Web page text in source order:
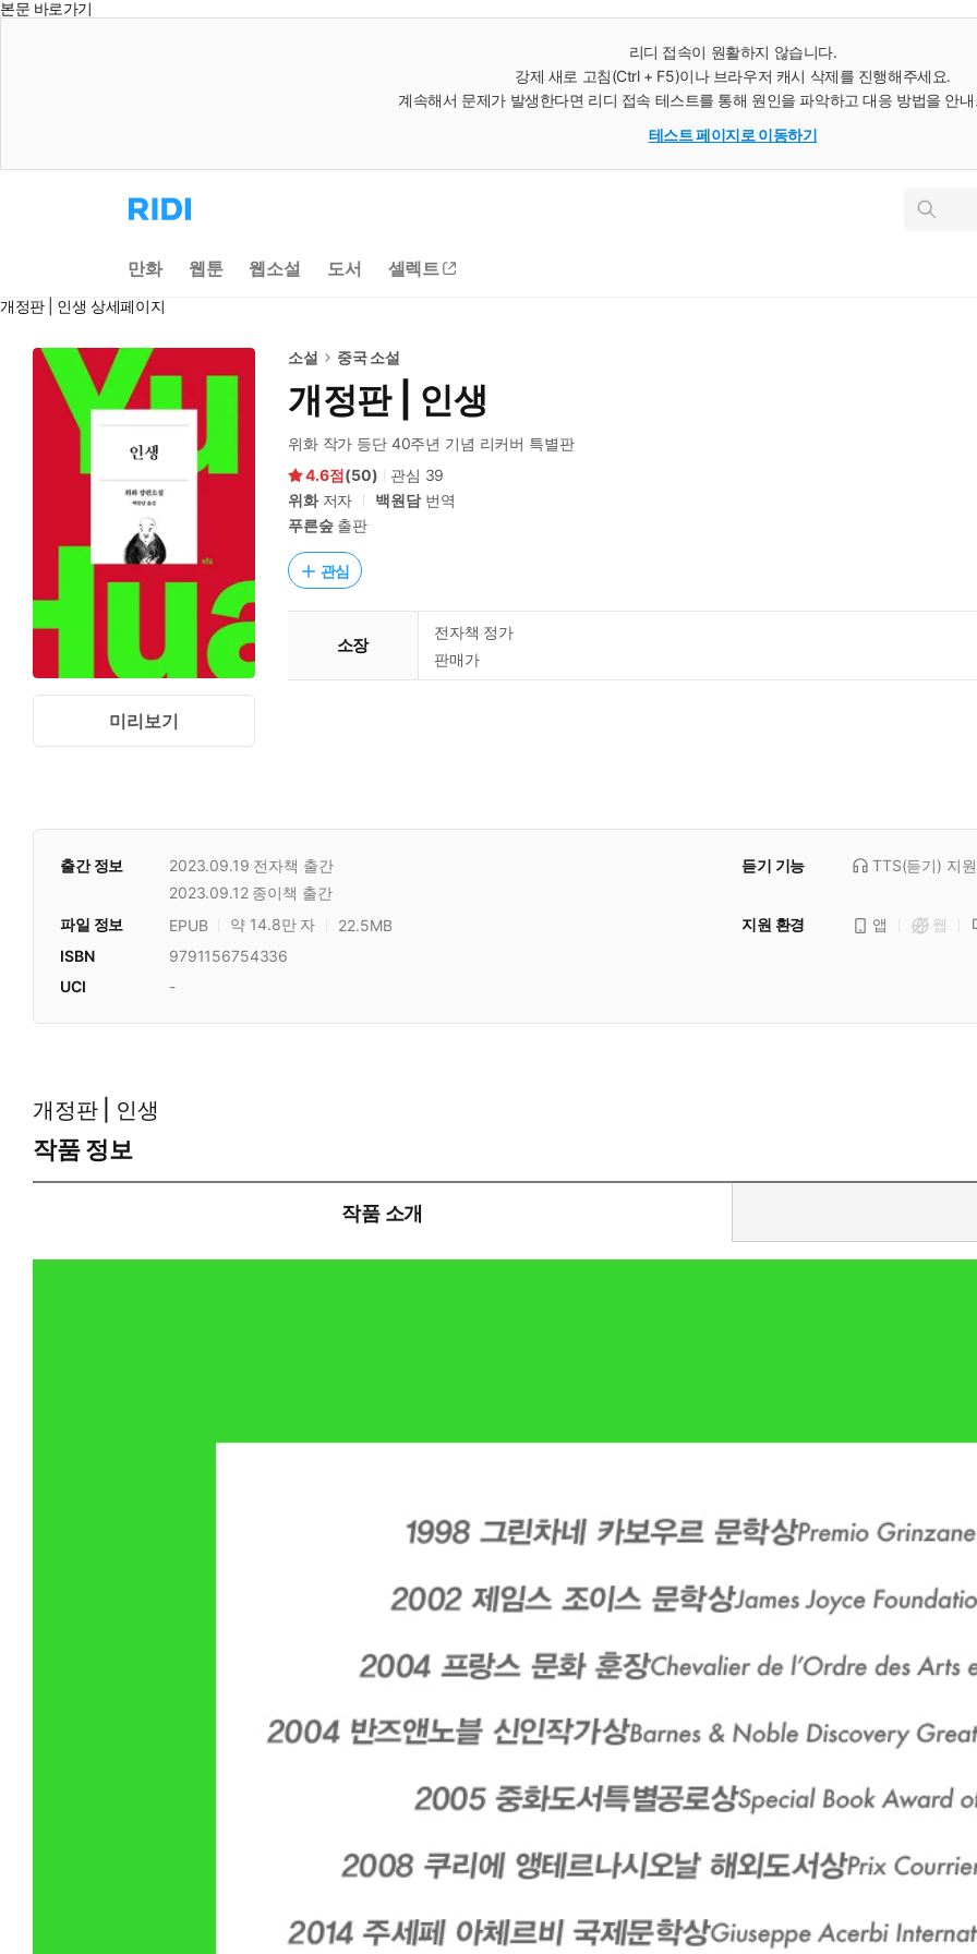
본문 바로가기
리디 접속이 원활하지 않습니다.
강제 새로 고침(Ctrl + F5)이나 브라우저 캐시 삭제를 진행해주세요.
계속해서 문제가 발생한다면 리디 접속 테스트를 통해 원인을 파악하고 대응 방법을 안
테스트 페이지로 이동하기
리
디
으
로
동
인
만화 웹툰 웹소설 도서 셀렉트
개정판 | 인생 상세페이지
미리보기
소설 중국 소설
개정판 | 인생
위화 작가 등단 40주년 기념 리커버 특별판
4.6
(50) 관심 39
위화저자 백원담번역
푸른숲출판
관심
소장
전자책 정가
판매가
출간 정보 2023.09.19 전자책 출간
2023.09.12 종이책 출간
듣기 기능 TTS(듣기) 지원
파일 정보 EPUB 약 14.8만 자 22.5MB 지원 환경 앱 웹
ISBN
9791156754336
UCI
-
개정판 | 인생
작품 정보
작품 소개